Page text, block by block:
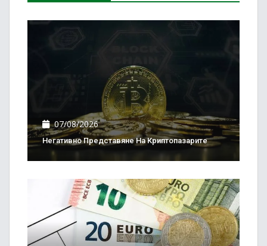
07/08/2026
Негативно Представяне На Криптопазарите